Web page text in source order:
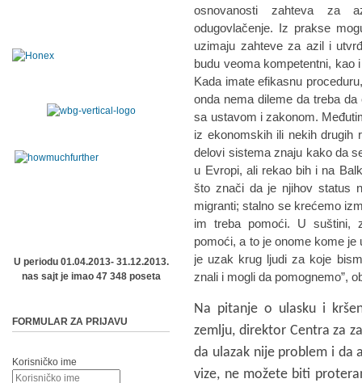
osnovanosti zahteva za
odugovlačenje. Iz prakse
uzimaju zahteve za azil i
budu veoma kompetentni, kao
Kada imate efikasnu
onda nema dileme da treba
sa ustavom i zakonom.
iz ekonomskih ili nekih drugih
delovi sistema znaju kako da
u Evropi, ali rekao bih i na
što znači da je njihov status
migranti; stalno se krećemo
im treba pomoći. U suštini,
pomoći, a to je onome kome je
je uzak krug ljudi za koje
znali i mogli da pomognemo”,
Na pitanje o ulasku i
zemlju, direktor Centra za
da ulazak nije problem i da
vize, ne možete biti
U periodu 01.04.2013- 31.12.2013.
nas sajt je imao 47 348 poseta
FORMULAR ZA PRIJAVU
Korisničko ime